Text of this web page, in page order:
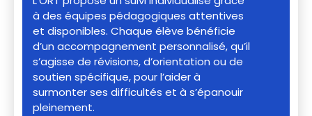
à des équipes pédagogiques attentives
et disponibles. Chaque élève bénéficie
d’un accompagnement personnalisé, qu’il
s’agisse de révisions, d’orientation ou de
soutien spécifique, pour l’aider à
surmonter ses difficultés et à s’épanouir
pleinement.